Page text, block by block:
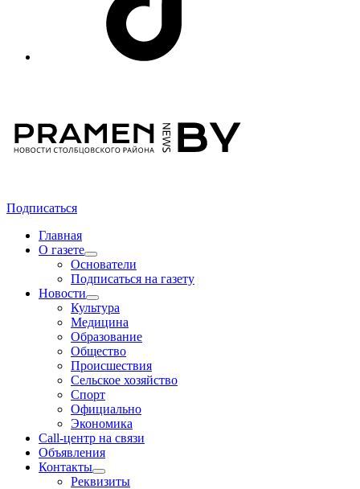
Подписаться
Главная
О газете
Основатели
Подписаться на газету
Новости
Культура
Медицина
Образование
Общество
Происшествия
Сельское хозяйство
Спорт
Официально
Экономика
Call-центр на связи
Объявления
Контакты
Реквизиты